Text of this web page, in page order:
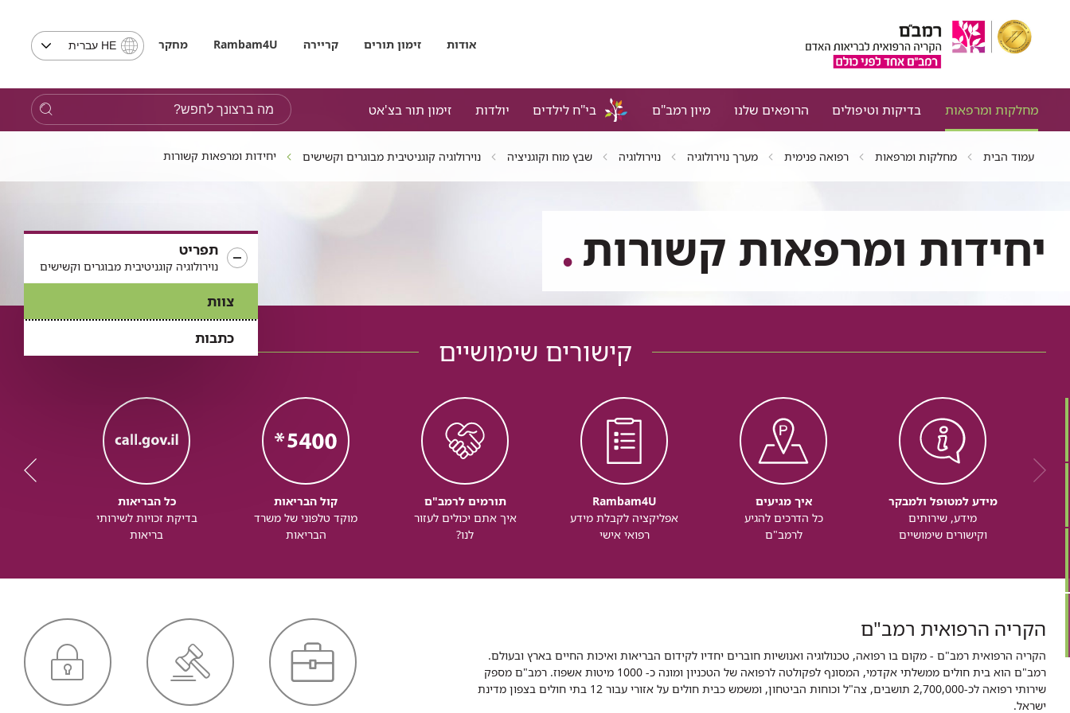
אודות זימון תורים קריירה Rambam4U מחקר
בחירת
שים
לב,
בבחירת
תועבר
HE עברית
מחלקות ומרפאות בדיקות וטיפולים הרופאים שלנו מיון רמב"ם בי"ח לילדים יולדות זימון תור בצ'אט
מה
ברצונך
לחפש?
עמוד הבית מחלקות ומרפאות רפואה פנימית מערך נוירולוגיה נוירולוגיה שבץ מוח וקוגניציה נוירולוגיה קוגניטיבית מבוגרים וקשישים יחידות ומרפאות קשורות
תפריט
נוירולוגיה קוגניטיבית מבוגרים וקשישים
צוות
כתבות
יחידות ומרפאות קשורות
קישורים שימושיים
מידע למטופל ולמבקר
מידע, שירותים
וקישורים שימושיים
איך מגיעים
כל הדרכים להגיע
לרמב"ם
Rambam4U
אפליקציה לקבלת מידע
רפואי אישי
תורמים לרמב"ם
איך אתם יכולים לעזור
לנו?
קול הבריאות
מוקד טלפוני של משרד
הבריאות
כל הבריאות
בדיקת זכויות לשירותי
בריאות
הקריה הרפואית רמב"ם
הקריה הרפואית רמב"ם - מקום בו רפואה, טכנולוגיה ואנושיות חוברים יחדיו לקידום הבריאות ואיכות החיים בארץ ובעולם.
רמב"ם הוא בית חולים ממשלתי אקדמי, המסונף לפקולטה לרפואה של הטכניון ומונה כ- 1000 מיטות אשפוז. רמב"ם מספק
שירותי רפואה לכ-2,700,000 תושבים, צה"ל וכוחות הביטחון, ומשמש כבית חולים על אזורי עבור 12 בתי חולים בצפון מדינת
ישראל.